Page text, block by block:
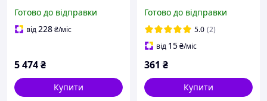
Готово до відправки
від228₴/міс
5 474₴
Купити
Готово до відправки
5.0 (2)
від 15₴/міс
361 ₴
Купити